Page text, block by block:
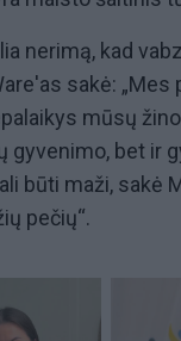
nerimą, kad
sakė:
mūsų
gyvenimo, bet ir
būti maži, sakė
pečių“.